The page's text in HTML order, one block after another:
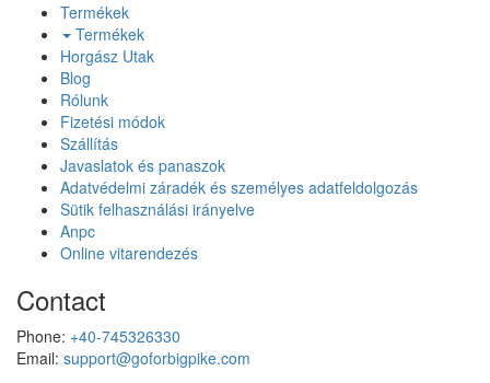
Termékek
Termékek
Horgász Utak
Blog
Rólunk
Fizetési módok
Szállítás
Javaslatok és panaszok
Adatvédelmi záradék és személyes adatfeldolgozás
Sütik felhasználási irányelve
Anpc
Online vitarendezés
Contact
Phone: +40-745326330
Email: support@goforbigpike.com